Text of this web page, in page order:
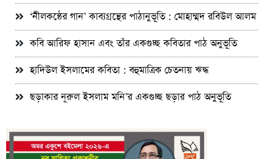
‘নীলকন্ঠের গান’ কাব্যগ্রন্থের পাঠানুভূতি : মোহাম্মদ রবিউল আলম
কবি আরিফ হাসান এবং তাঁর একগুচ্ছ কবিতার পাঠ অনুভূতি
হাদিউল ইসলামের কবিতা : বহুমাত্রিক চেতনায় ঋদ্ধ
ছড়াকার নূরুল ইসলাম মনি’র একগুচ্ছ ছড়ার পাঠ অনুভূতি